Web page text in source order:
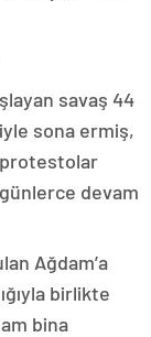
savaş 44
sona ermiş,
protestolar
devam
Ağdam’a
birlikte
bina